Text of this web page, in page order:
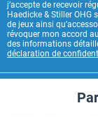
j’accepte de recevoir
Haedicke & Stiller
de jeux ainsi
révoquer mon accord
des informations
déclaration de
Fonctionnels